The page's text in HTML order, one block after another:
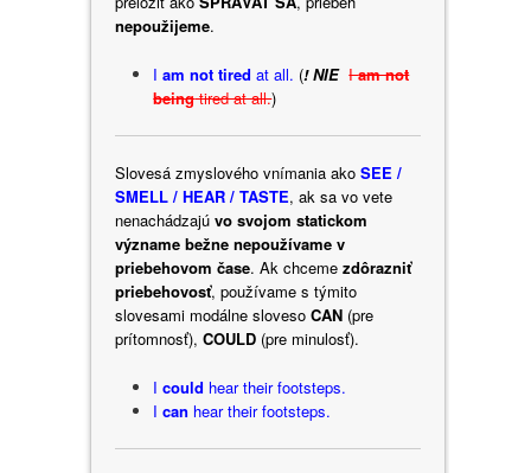
nepoužijeme.
Iam not tired at all. (! NIE Iam not
beingtired at all.)
Slovesá zmyslového vnímania ako SEE /
SMELL / HEAR / TASTE, ak sa vo vete
nenachádzajú vo svojom statickom
význame bežne nepoužívame v
priebehovom čase. Ak chceme zdôrazniť
priebehovosť, používame s týmito
slovesami modálne sloveso CAN(pre
prítomnosť), COULD(pre minulosť).
Icould hear their footsteps.
Ican hear their footsteps.